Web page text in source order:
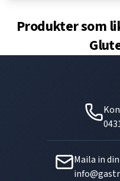
Produkter som
Maila in